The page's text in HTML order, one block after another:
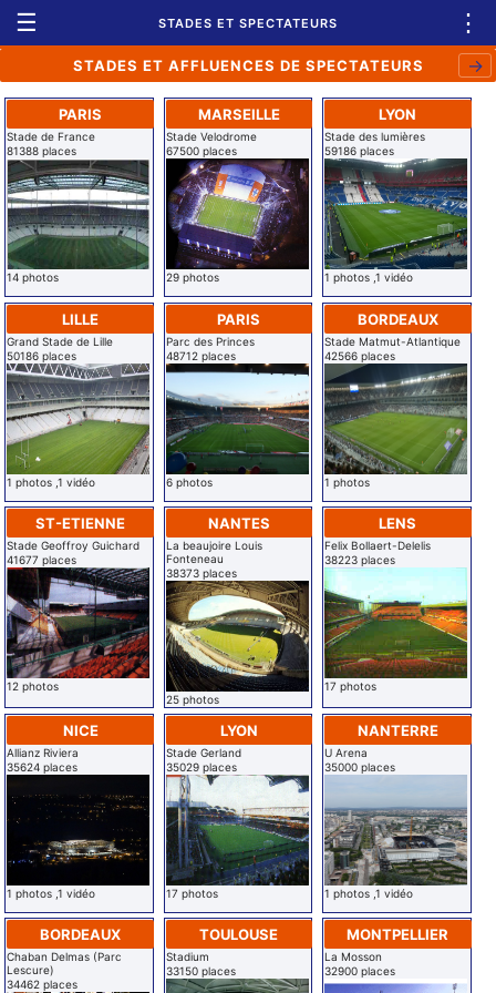
☰ STADES ET SPECTATEURS ⋮
STADES ET AFFLUENCES DE SPECTATEURS →
PARIS
Stade de France
81388 places
14 photos
MARSEILLE
Stade Velodrome
67500 places
29 photos
LYON
Stade des lumières
59186 places
1 photos ,1 vidéo
LILLE
Grand Stade de Lille
50186 places
1 photos ,1 vidéo
PARIS
Parc des Princes
48712 places
6 photos
BORDEAUX
Stade Matmut-Atlantique
42566 places
1 photos
ST-ETIENNE
Stade Geoffroy Guichard
41677 places
12 photos
NANTES
La beaujoire Louis
Fonteneau
38373 places
25 photos
LENS
Felix Bollaert-Delelis
38223 places
17 photos
NICE
Allianz Riviera
35624 places
1 photos ,1 vidéo
LYON
Stade Gerland
35029 places
17 photos
NANTERRE
U Arena
35000 places
1 photos ,1 vidéo
BORDEAUX
Chaban Delmas (Parc
Lescure)
34462 places
TOULOUSE
Stadium
33150 places
MONTPELLIER
La Mosson
32900 places